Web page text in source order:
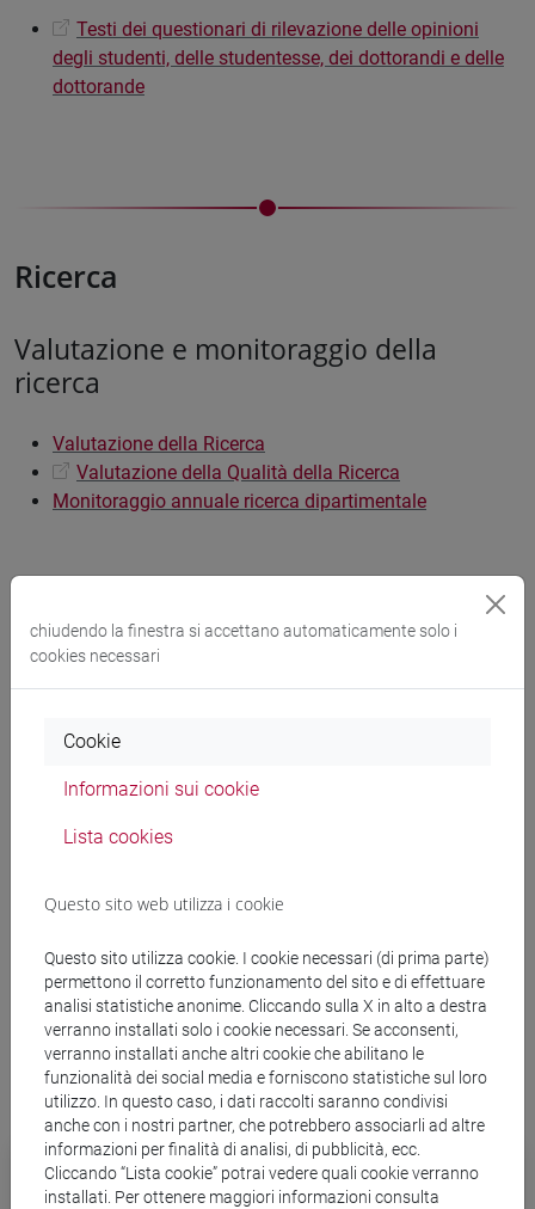
Testi dei questionari di rilevazione delle opinioni
degli studenti, delle studentesse, dei dottorandi e delle
dottorande
Ricerca
Valutazione e monitoraggio della
ricerca
Valutazione della Ricerca
Valutazione della Qualità della Ricerca
Monitoraggio annuale ricerca dipartimentale
Il processo di monitoraggio delle attività di Terza
raccolta delle informazioni relative alle attività avviate
Ateneo viene effettuata per monitorare, dal punto di vista del
Terza Missione, quale impegno istituzionale per condividere
ricerca, didattica e risorse materiali e immateriali dell’Ateneo
con il contesto extra-accademico.
Contatti
chiudendo la finestra si accettano automaticamente solo i
cookies necessari
Cookie
Informazioni sui cookie
Lista cookies
Questo sito web utilizza i cookie
Questo sito utilizza cookie. I cookie necessari (di prima parte)
permettono il corretto funzionamento del sito e di effettuare
analisi statistiche anonime. Cliccando sulla X in alto a destra
verranno installati solo i cookie necessari. Se acconsenti,
verranno installati anche altri cookie che abilitano le
funzionalità dei social media e forniscono statistiche sul loro
utilizzo. In questo caso, i dati raccolti saranno condivisi
anche con i nostri partner, che potrebbero associarli ad altre
informazioni per finalità di analisi, di pubblicità, ecc.
Cliccando “Lista cookie” potrai vedere quali cookie verranno
installati. Per ottenere maggiori informazioni consulta